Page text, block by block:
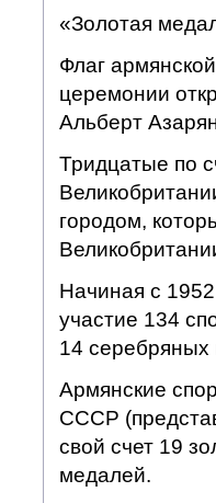
«Золотая
Флаг
церемонии
Альберт
Тридцатые по
городом,
Начиная с
участие 134
14
Армянские
СССР
свой счет 19
медалей.